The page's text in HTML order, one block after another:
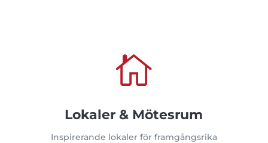

Lokaler & Mötesrum
Inspirerande lokaler för framgångsrika